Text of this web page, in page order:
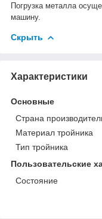
Погрузка металла
машину.
Скрыть
Характеристики
Основные
Страна
Материал тройника
Тип тройника
Пользовательские
Состояние